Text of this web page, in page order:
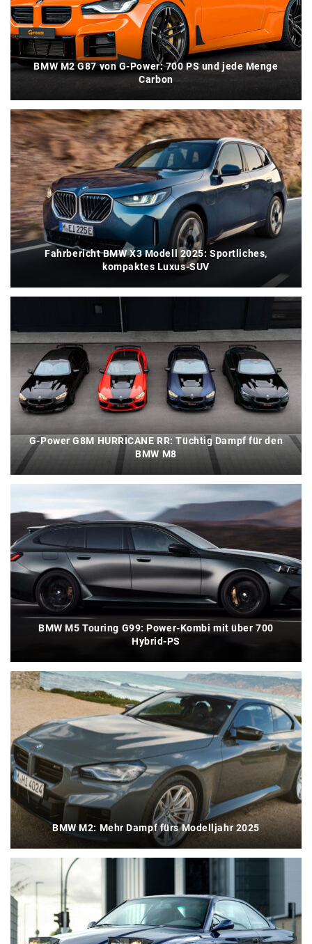
BMW M2 G87 von G-Power: 700 PS und jede Menge
Carbon
Fahrbericht BMW X3 Modell 2025: Sportliches,
kompaktes Luxus-SUV
G-Power G8M HURRICANE RR: Tüchtig Dampf für den
BMW M8
BMW M5 Touring G99: Power-Kombi mit über 700
Hybrid-PS
BMW M2: Mehr Dampf fürs Modelljahr 2025